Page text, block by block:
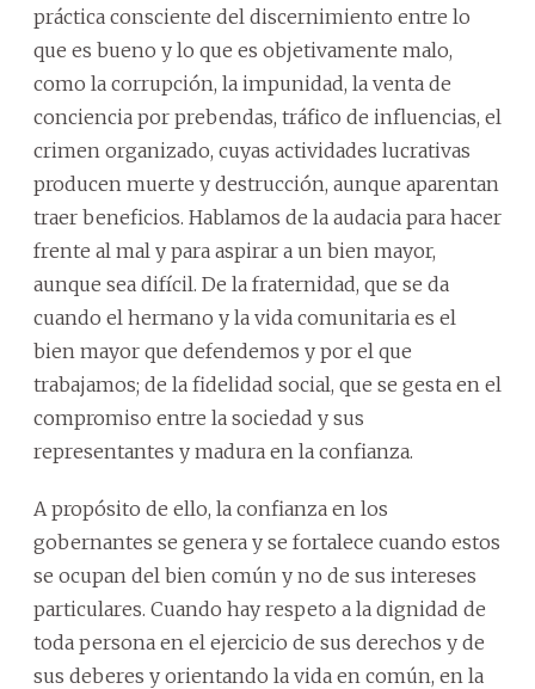
práctica consciente del discernimiento entre lo
que es bueno y lo que es objetivamente malo,
como la corrupción, la impunidad, la venta de
conciencia por prebendas, tráfico de influencias, el
crimen organizado, cuyas actividades lucrativas
producen muerte y destrucción, aunque aparentan
traer beneficios. Hablamos de la audacia para hacer
frente al mal y para aspirar a un bien mayor,
aunque sea difícil. De la fraternidad, que se da
cuando el hermano y la vida comunitaria es el
bien mayor que defendemos y por el que
trabajamos; de la fidelidad social, que se gesta en el
compromiso entre la sociedad y sus
representantes y madura en la confianza.
A propósito de ello, la confianza en los
gobernantes se genera y se fortalece cuando estos
se ocupan del bien común y no de sus intereses
particulares. Cuando hay respeto a la dignidad de
toda persona en el ejercicio de sus derechos y de
sus deberes y orientando la vida en común, en la